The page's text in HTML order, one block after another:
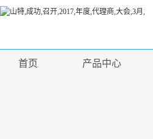
首页 产品中心